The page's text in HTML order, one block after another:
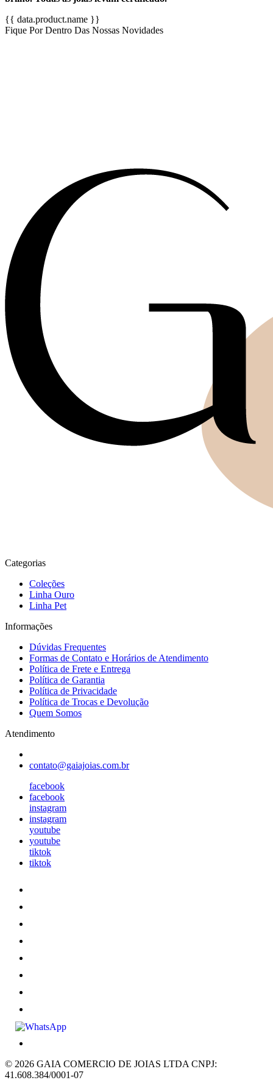
{{ data.product.name }}
Fique Por Dentro Das Nossas Novidades
Categorias
Coleções
Linha Ouro
Linha Pet
Informações
Dúvidas Frequentes
Formas de Contato e Horários de Atendimento
Política de Frete e Entrega
Política de Garantia
Política de Privacidade
Política de Trocas e Devolução
Quem Somos
Atendimento
contato@gaiajoias.com.br
facebook
facebook
instagram
instagram
youtube
youtube
tiktok
tiktok
© 2026 GAIA COMERCIO DE JOIAS LTDA CNPJ:
41.608.384/0001-07